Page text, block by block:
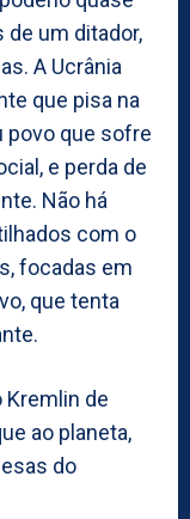
um ditador,
A Ucrânia
que pisa na
povo que sofre
e perda de
Não há
com o
focadas em
que tenta
Kremlin de
ao planeta,
do